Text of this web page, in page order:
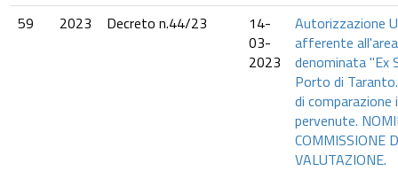
59
2023 Decreto n.44/23
14-
03-
2023
Autorizzazione
afferente
denominata "Ex
Porto di
di
pervenute.
COMMISSIONE
VALUTAZIONE.